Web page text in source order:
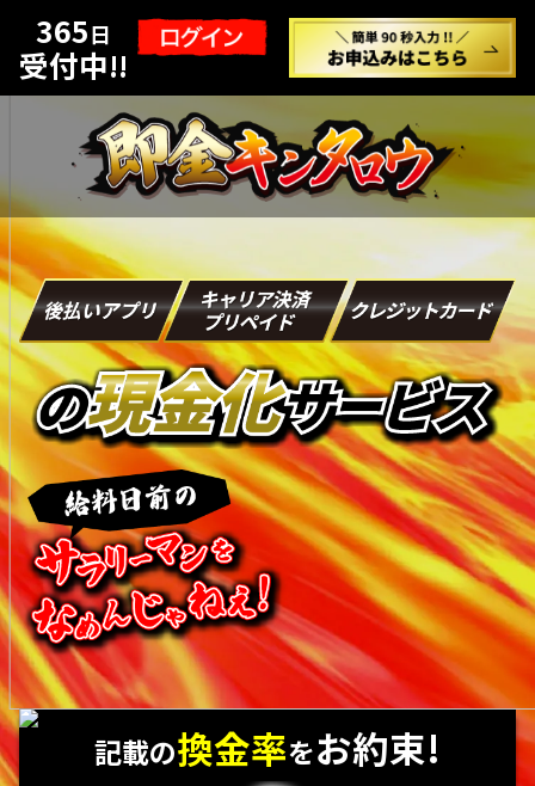
365日
受付中!!
記載の換金率をお約束!